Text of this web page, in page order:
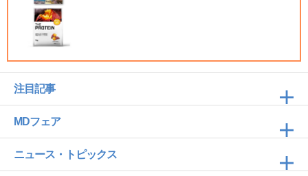
注目記事
MDフェア
ニュース・トピックス